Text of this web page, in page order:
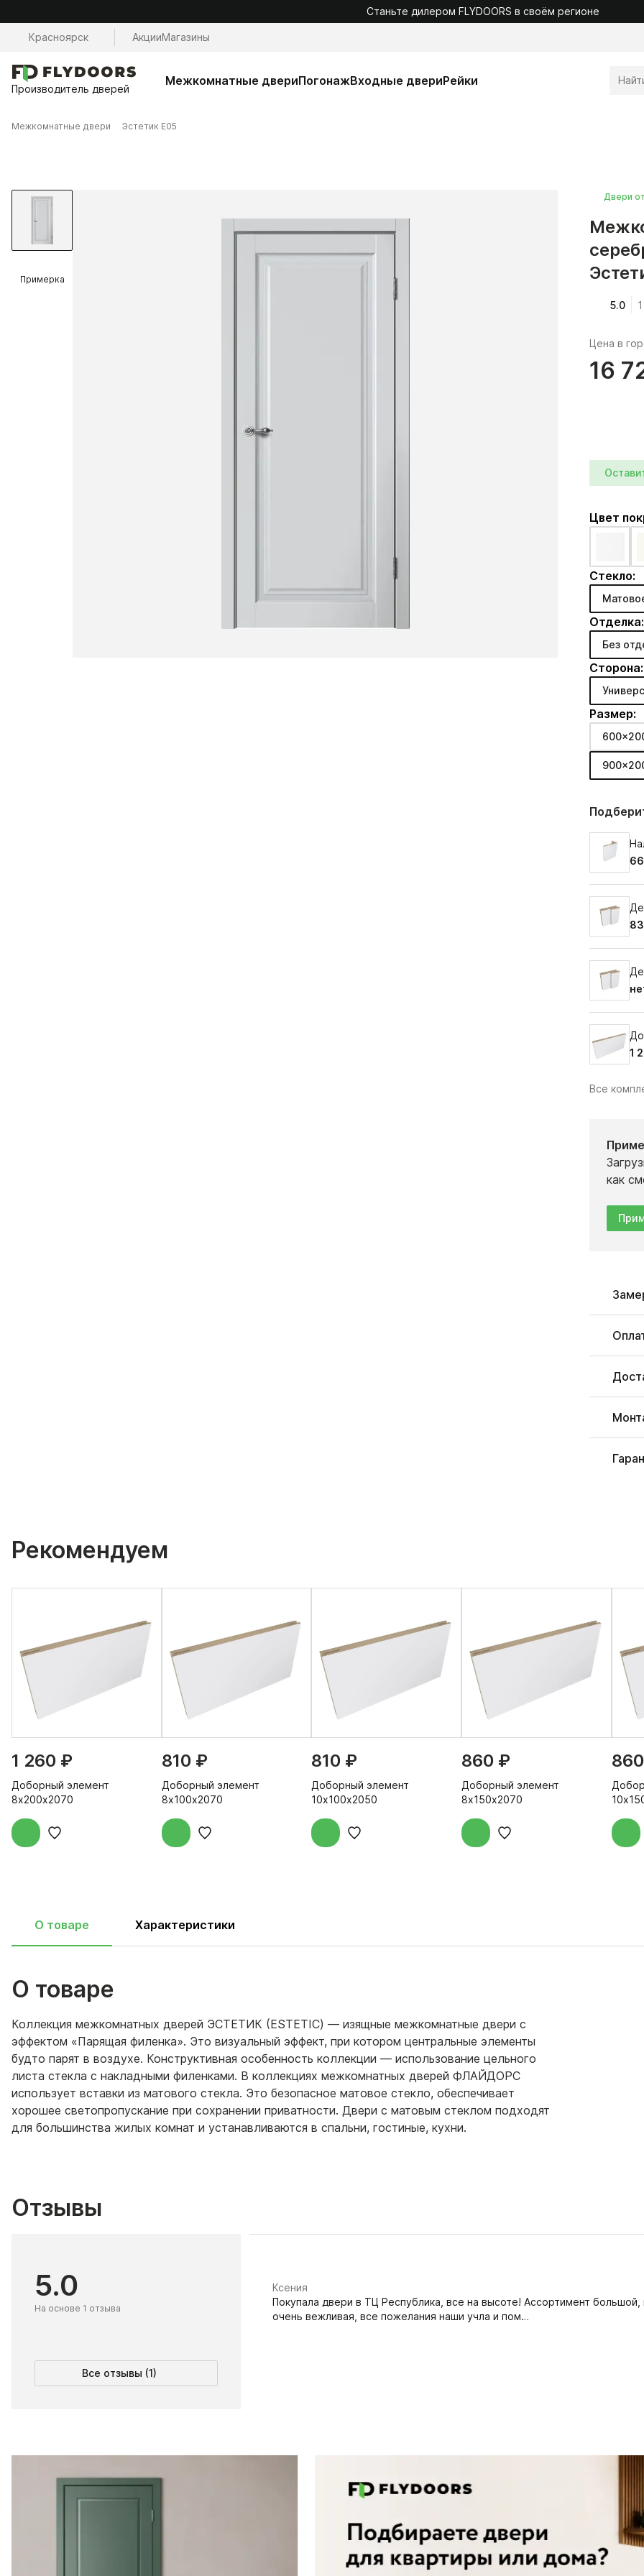
Станьте дилером FLYDOORS в своём регионе
Красноярск АкцииМагазины
Производитель дверей
Межкомнатные двериПогонажВходные двериРейки
Межкомнатные двери Эстетик E05
Примерка
Двери
5.0
Цена в
16
Цвет
Стекло:
Отделка:
Без
Сторона:
Размер:
1
Все
как
Отзывы
5.0
На основе 1 отзыва
Ксения
Покупала двери в ТЦ Республика, все на высоте! Ассортимент
очень вежливая, все пожелания наши учла и пом…
Все отзывы (1)
Рекомендуем
1 260 ₽
Доборный элемент
8х200х2070
810 ₽
Доборный элемент
8х100х2070
810 ₽
Доборный элемент
10х100х2050
860 ₽
Доборный элемент
8х150х2070
О товаре Характеристики
О товаре
Коллекция межкомнатных дверей ЭСТЕТИК (ESTETIC) — изящные межкомнатные двери с
эффектом «Парящая филенка». Это визуальный эффект, при котором центральные элементы
будто парят в воздухе. Конструктивная особенность коллекции — использование цельного
листа стекла с накладными филенками. В коллекциях межкомнатных дверей ФЛАЙДОРС
использует вставки из матового стекла. Это безопасное матовое стекло, обеспечивает
хорошее светопропускание при сохранении приватности. Двери с матовым стеклом подходят
для большинства жилых комнат и устанавливаются в спальни, гостиные, кухни.